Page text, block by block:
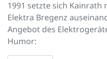
1991 setzte sich
Elektra Bregenz
Angebot des
Humor: